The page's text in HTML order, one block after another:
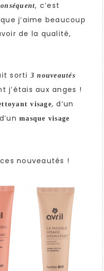
, c’est
j’aime beaucoup
de la qualité,
sorti 3 nouveautés
j’étais aux anges !
visage, d’un
masque visage
nouveautés !